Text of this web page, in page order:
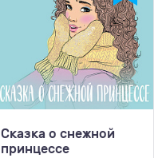
Сказка о снежной
принцессе